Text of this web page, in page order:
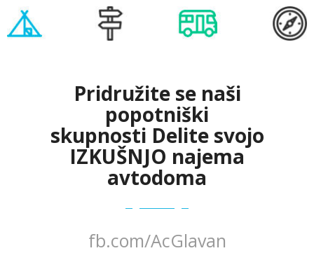
Pridružite se naši
popotniški
skupnosti Delite svojo
IZKUŠNJO najema
avtodoma
fb.com/AcGlavan